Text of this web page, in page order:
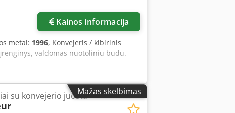
Kainos informacija
metai: 1996, Konvejeris / kibirinis
valdomas nuotoliniu būdu.
Mažas skelbimas
su konvejerio juosta